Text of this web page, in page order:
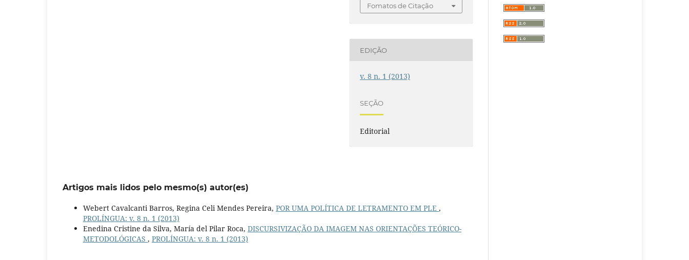
Fomatos de Citação
EDIÇÃO
v. 8 n. 1 (2013)
SEÇÃO
Editorial
Artigos mais lidos pelo mesmo(s) autor(es)
Webert Cavalcanti Barros, Regina Celi Mendes Pereira, POR UMA POLÍTICA DE LETRAMENTO EM PLE ,
PROLÍNGUA: v. 8 n. 1 (2013)
Enedina Cristine da Silva, María del Pilar Roca, DISCURSIVIZAÇÃO DA IMAGEM NAS ORIENTAÇÕES TEÓRICO-
METODOLÓGICAS , PROLÍNGUA: v. 8 n. 1 (2013)